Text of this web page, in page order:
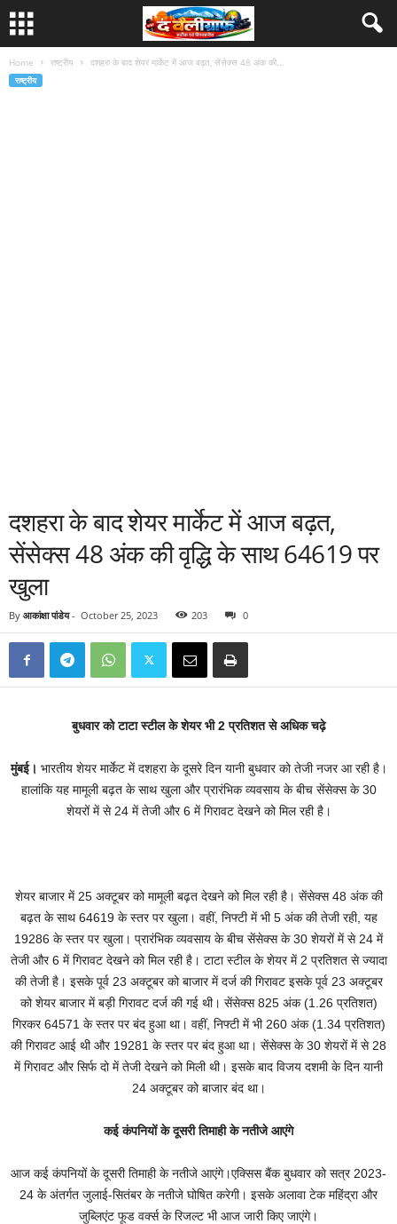
Home राष्ट्रीय दशहरा के बाद शेयर मार्केट में आज बढ़त, सेंसेक्स 48 अंक की...
राष्ट्रीय
दशहरा के बाद शेयर मार्केट में आज बढ़त,
सेंसेक्स 48 अंक की वृद्धि के साथ 64619 पर
खुला
By आकांक्षा पांडेय- October 25, 2023 203 0
बुधवार को टाटा स्टील के शेयर भी 2 प्रतिशत से अधिक चढ़े
मुंबई। भारतीय शेयर मार्केट में दशहरा के दूसरे दिन यानी बुधवार को तेजी नजर आ रही है।
हालांकि यह मामूली बढ़त के साथ खुला और प्रारंभिक व्यवसाय के बीच सेंसेक्स के 30
शेयरों में से 24 में तेजी और 6 में गिरावट देखने को मिल रही है।
शेयर बाजार में 25 अक्टूबर को मामूली बढ़त देखने को मिल रही है। सेंसेक्स 48 अंक की
बढ़त के साथ 64619 के स्तर पर खुला। वहीं, निफ्टी में भी 5 अंक की तेजी रही, यह
19286 के स्तर पर खुला। प्रारंभिक व्यवसाय के बीच सेंसेक्स के 30 शेयरों में से 24 में
तेजी और 6 में गिरावट देखने को मिल रही है। टाटा स्टील के शेयर में 2 प्रतिशत से ज्यादा
की तेजी है। इसके पूर्व 23 अक्टूबर को बाजार में दर्ज की गिरावट इसके पूर्व 23 अक्टूबर
को शेयर बाजार में बड़ी गिरावट दर्ज की गई थी। सेंसेक्स 825 अंक (1.26 प्रतिशत)
गिरकर 64571 के स्तर पर बंद हुआ था। वहीं, निफ्टी में भी 260 अंक (1.34 प्रतिशत)
की गिरावट आई थी और 19281 के स्तर पर बंद हुआ था। सेंसेक्स के 30 शेयरों में से 28
में गिरावट और सिर्फ दो में तेजी देखने को मिली थी। इसके बाद विजय दशमी के दिन यानी
24 अक्टूबर को बाजार बंद था।
कई कंपनियों के दूसरी तिमाही के नतीजे आएंगे
आज कई कंपनियों के दूसरी तिमाही के नतीजे आएंगे।एक्सिस बैंक बुधवार को सत्र 2023-
24 के अंतर्गत जुलाई-सितंबर के नतीजे घोषित करेगी। इसके अलावा टेक महिंद्रा और
जुब्लिएंट फूड वर्क्स के रिजल्ट भी आज जारी किए जाएंगे।